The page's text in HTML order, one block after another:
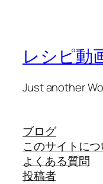
レシピ動
Just another
ブログ
このサイトに
よくある質問
投稿者